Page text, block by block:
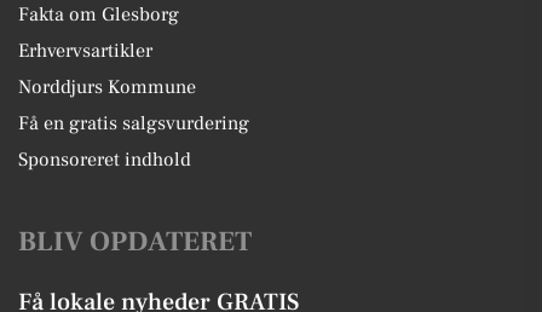
Fakta om Glesborg
Erhvervsartikler
Norddjurs Kommune
Få en gratis salgsvurdering
Sponsoreret indhold
BLIV OPDATERET
Få lokale nyheder GRATIS